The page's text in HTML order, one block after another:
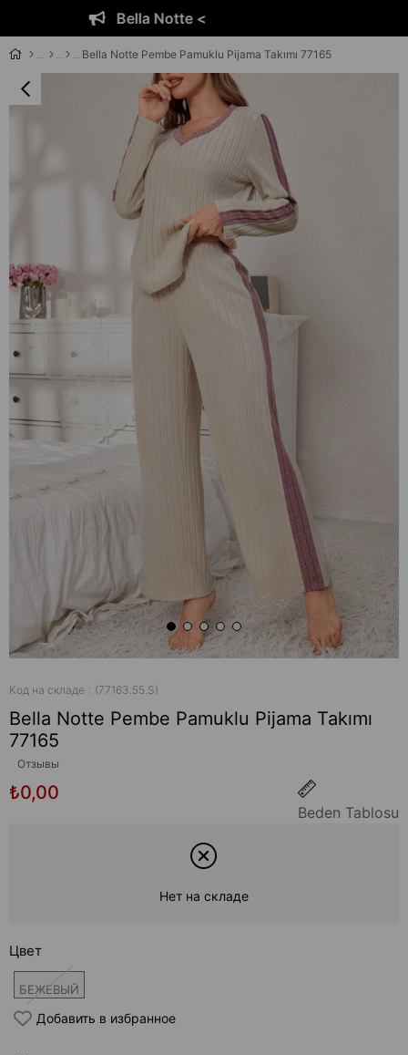
Bella Notte <
Bella Notte Pembe Pamuklu Pijama Takımı 77165
Код на складе (77163.55.S)
Bella Notte Pembe Pamuklu Pijama Takımı
77165
Отзывы
₺0,00
Beden Tablosu
Нет на складе
Цвет
БЕЖЕВЫЙ
Добавить в избранное